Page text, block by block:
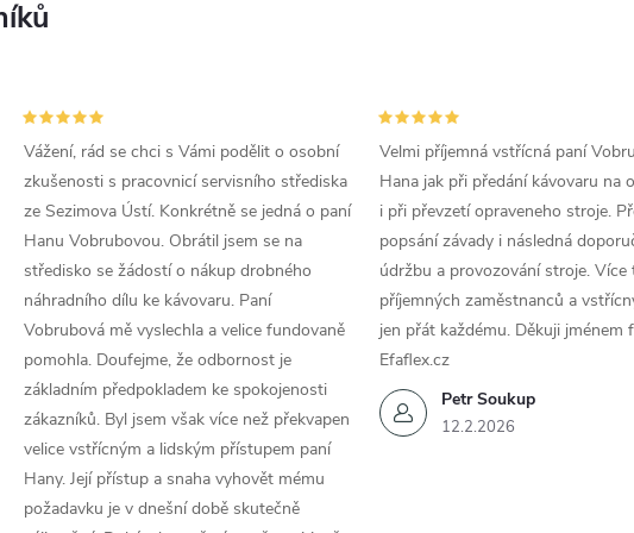
r
v
k
y
v
ý
p
i
s
Vážení, rád se chci s Vámi podělit o osobní
zkušenosti s pracovnicí servisního střediska
ze Sezimova Ústí. Konkrétně se jedná o paní
Hanu Vobrubovou. Obrátil jsem se na
středisko se žádostí o nákup drobného
náhradního dílu ke kávovaru. Paní
Vobrubová mě vyslechla a velice fundovaně
pomohla. Doufejme, že odbornost je
základním předpokladem ke spokojenosti
zákazníků. Byl jsem však více než překvapen
velice vstřícným a lidským přístupem paní
Hany. Její přístup a snaha vyhovět mému
požadavku je v dnešní době skutečně
Petr Soukup
12.2.2026
Velmi příjemná vstřícná paní
Hana jak při předání kávovaru na
i při převzetí opraveneho stroje.
popsání závady i následná
údržbu a provozování stroje. Více
příjemných zaměstnanců a
jen přát každému. Děkuji jménem
Efaflex.cz